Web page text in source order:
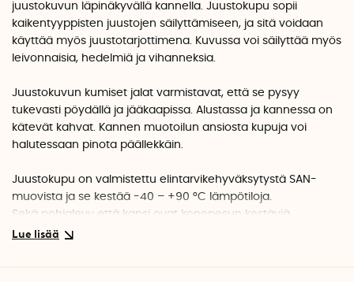
juustokuvun läpinäkyvällä kannella. Juustokupu sopii
kaikentyyppisten juustojen säilyttämiseen, ja sitä voidaan
käyttää myös juustotarjottimena. Kuvussa voi säilyttää myös
leivonnaisia, hedelmiä ja vihanneksia.
Juustokuvun kumiset jalat varmistavat, että se pysyy
tukevasti pöydällä ja jääkaapissa. Alustassa ja kannessa on
kätevät kahvat. Kannen muotoilun ansiosta kupuja voi
halutessaan pinota päällekkäin.
Juustokupu on valmistettu elintarvikehyväksytystä SAN-
muovista ja se kestää -40 – +90 °C lämpötiloja.
Sekä pohjalevy että kansi ovat konepesun kestäviä.